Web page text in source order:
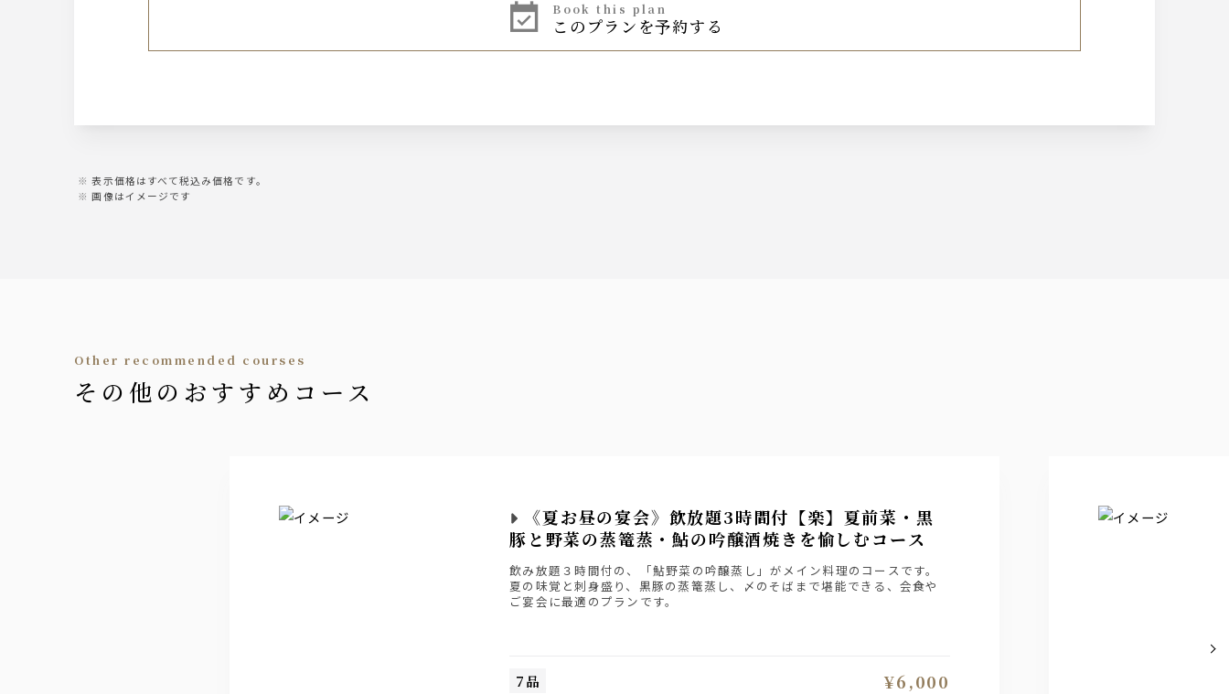
※銘柄は予告無く変更する場合がございます。
サワー
レモンサワー・グレープフルーツサワー・シークワーサーサワー・トマトサワー
・梅サワー・巨峰サワー・ホワイトサワー・ウーロンハイ・緑茶ハイ
book this plan
このプランを予約する
表示価格はすべて税込み価格です。
画像はイメージです
other recommended courses
その他のおすすめコース
《夏お昼の宴会》飲放題3時間付【楽】夏前菜・黒
豚と野菜の蒸篭蒸・鮎の吟醸酒焼きを愉しむコース
飲み放題３時間付の、「鮎野菜の吟醸蒸し」がメイン料理のコースです。
夏の味覚と刺身盛り、黒豚の蒸篭蒸し、〆のそばまで堪能できる、会食や
ご宴会に最適のプランです。
7品 ¥6,000